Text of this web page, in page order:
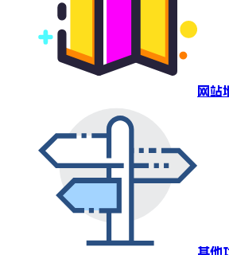
网站
其他